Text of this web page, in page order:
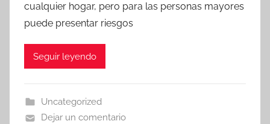
cualquier hogar, pero para las personas mayores
puede presentar riesgos
Seguir leyendo
Uncategorized
Dejar un comentario